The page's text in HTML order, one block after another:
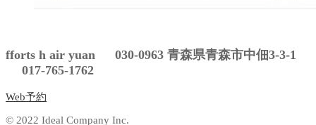
fforts h air yuan 030-0963 青森県青森市中佃3-3-1
017-765-1762
Web予約
© 2022 Ideal Company Inc.